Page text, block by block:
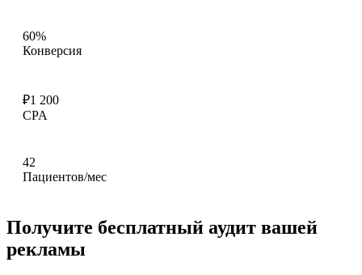
60%
Конверсия
₽1 200
CPA
42
Пациентов/мес
Получите бесплатный аудит вашей
рекламы